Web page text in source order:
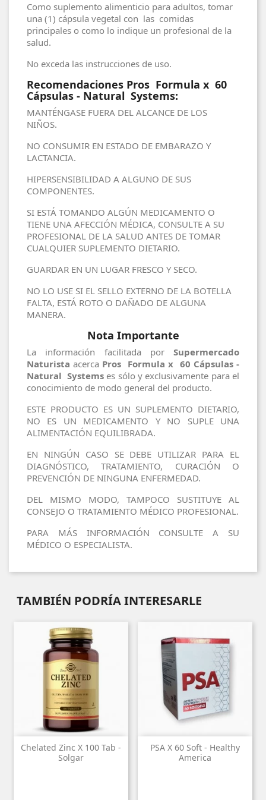
Como suplemento alimenticio para adultos, tomar
una (1) cápsula vegetal con las comidas
principales o como lo indique un profesional de la
salud.
No exceda las instrucciones de uso.
Recomendaciones Pros Formula x 60
Cápsulas - Natural Systems:
MANTÉNGASE FUERA DEL ALCANCE DE LOS
NIÑOS.
NO CONSUMIR EN ESTADO DE EMBARAZO Y
LACTANCIA.
HIPERSENSIBILIDAD A ALGUNO DE SUS
COMPONENTES.
SI ESTÁ TOMANDO ALGÚN MEDICAMENTO O
TIENE UNA AFECCIÓN MÉDICA, CONSULTE A SU
PROFESIONAL DE LA SALUD ANTES DE TOMAR
CUALQUIER SUPLEMENTO DIETARIO.
GUARDAR EN UN LUGAR FRESCO Y SECO.
NO LO USE SI EL SELLO EXTERNO DE LA BOTELLA
FALTA, ESTÁ ROTO O DAÑADO DE ALGUNA
MANERA.
Nota Importante
La información facilitada porSupermercado
Naturista acerca Pros Formula x 60 Cápsulas -
Natural Systemses sólo y exclusivamente para el
conocimiento de modo general del producto.
ESTE PRODUCTO ES UN SUPLEMENTO DIETARIO,
NO ES UN MEDICAMENTO Y NO SUPLE UNA
ALIMENTACIÓN EQUILIBRADA.
EN NINGÚN CASO SE DEBE UTILIZAR PARA EL
DIAGNÓSTICO, TRATAMIENTO, CURACIÓN O
PREVENCIÓN DE NINGUNA ENFERMEDAD.
DEL MISMO MODO, TAMPOCO SUSTITUYE AL
CONSEJO O TRATAMIENTO MÉDICO PROFESIONAL.
PARA MÁS INFORMACIÓN CONSULTE A SU
MÉDICO O ESPECIALISTA.
TAMBIÉN PODRÍA INTERESARLE
Chelated Zinc X 100 Tab -
Solgar
PSA X 60 Soft - Healthy
America